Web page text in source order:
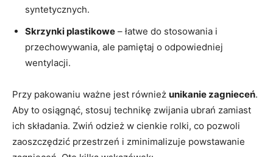
‍syntetycznych.
Skrzynki plastikowe – łatwe do⁤ stosowania i
przechowywania, ale pamiętaj o ‌odpowiedniej
wentylacji.
Przy pakowaniu ​ważne jest również unikanie zagnieceń.⁤
Aby to osiągnąć, stosuj ‍technikę zwijania ubrań zamiast‍
ich⁤ składania. Zwiń odzież w cienkie​ rolki, co pozwoli‌
zaoszczędzić przestrzeń i ⁢zminimalizuje ⁢powstawanie‍